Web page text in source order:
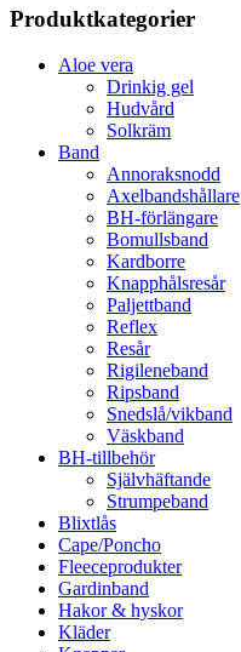
Produktkategorier
Aloe vera
Drinkig gel
Hudvård
Solkräm
Band
Annoraksnodd
Axelbandshållare
BH-förlängare
Bomullsband
Kardborre
Knapphålsresår
Paljettband
Reflex
Resår
Rigileneband
Ripsband
Snedslå/vikband
Väskband
BH-tillbehör
Självhäftande
Strumpeband
Blixtlås
Cape/Poncho
Fleeceprodukter
Gardinband
Hakor & hyskor
Kläder